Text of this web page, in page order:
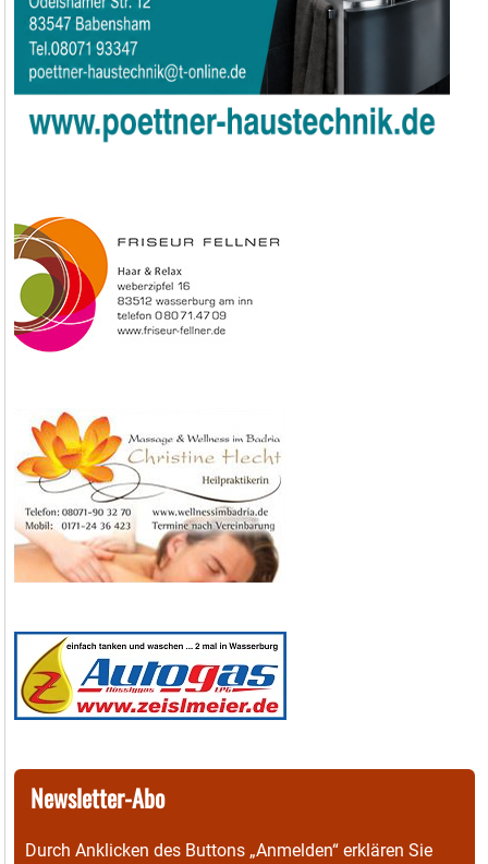
Newsletter-Abo
Durch Anklicken des Buttons „Anmelden“ erklären Sie